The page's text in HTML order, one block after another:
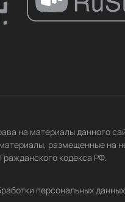
на материалы данного
размещенные на
кодекса РФ.
персональных данных